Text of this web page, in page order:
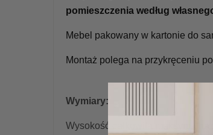
pomieszczenia według
Mebel pakowany w kartonie do
Montaż polega na przykręceniu
Wymiary:
Wysokość całkowita maksymalna :